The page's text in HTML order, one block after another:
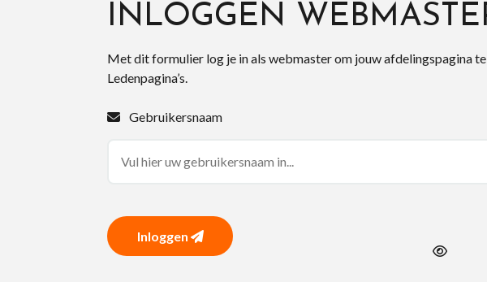
INLOGGEN
Met dit formulier log je in als webmaster om jouw afdelingspagina
Ledenpagina’s.
Gebruikersnaam
Inloggen